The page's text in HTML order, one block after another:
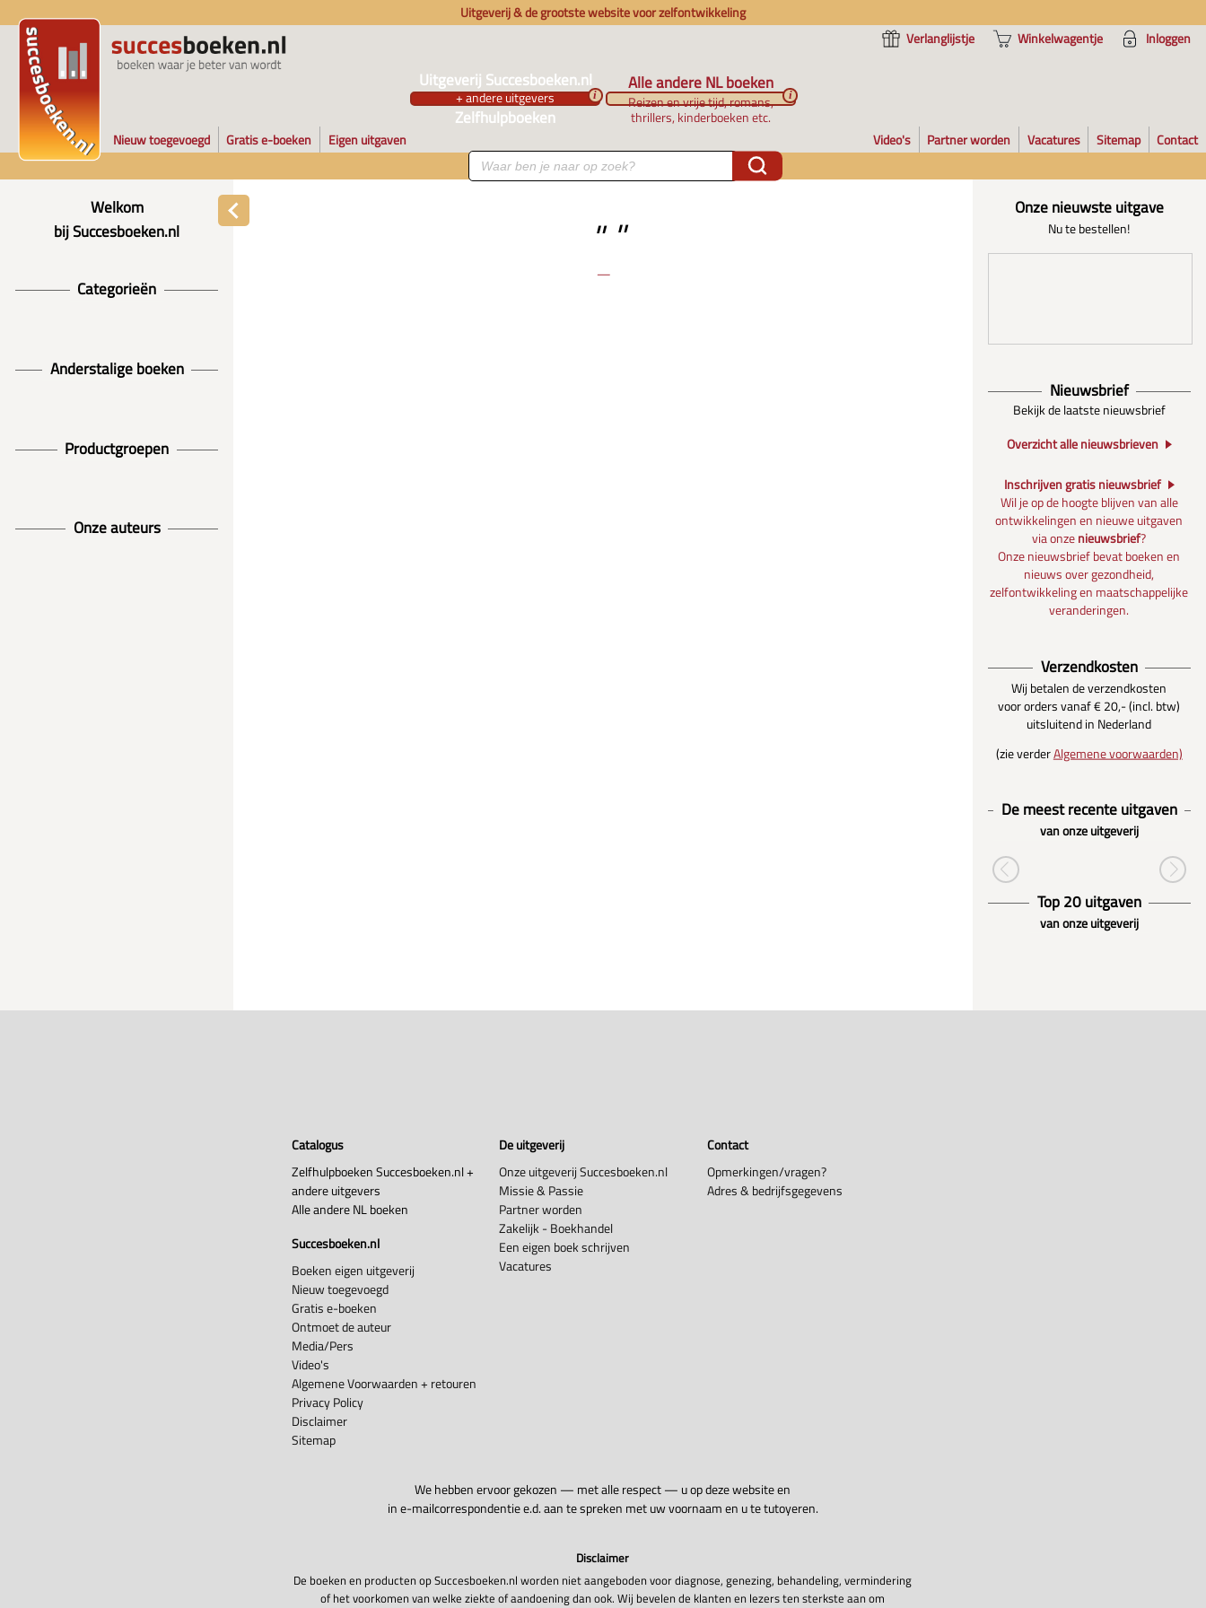
Uitgeverij & de grootste website voor zelfontwikkeling
Verlanglijstje
Winkelwagentje Inloggen
Uitgeverij Succesboeken.nl
+ andere uitgevers
Zelfhulpboeken
i
Alle andere NL boeken
Reizen en vrije tijd, romans,
thrillers, kinderboeken etc.
i
Nieuw toegevoegd Gratis e-boeken Eigen uitgaven Video's Partner worden Vacatures Sitemap Contact
Welkom
bij Succesboeken.nl
Categorieën
Anderstalige boeken
Productgroepen
Onze auteurs
Onze nieuwste uitgave
Nu te bestellen!
Nieuwsbrief
Bekijk de laatste nieuwsbrief
Overzicht alle nieuwsbrieven
Inschrijven gratis nieuwsbrief
Wil je op de hoogte blijven van alle
ontwikkelingen en nieuwe uitgaven
via onzenieuwsbrief?
Onze nieuwsbrief bevat boeken en
nieuws over gezondheid,
zelfontwikkeling en maatschappelijke
veranderingen.
Verzendkosten
Wij betalen de verzendkosten
voor orders vanaf € 20,- (incl. btw)
uitsluitend in Nederland
(zie verderAlgemene voorwaarden)
De meest recente uitgaven
van onze uitgeverij
Top 20 uitgaven
van onze uitgeverij
Catalogus
Zelfhulpboeken Succesboeken.nl +
andere uitgevers
Alle andere NL boeken
Succesboeken.nl
Boeken eigen uitgeverij
Nieuw toegevoegd
Gratis e-boeken
Ontmoet de auteur
Media/Pers
Video's
Algemene Voorwaarden + retouren
Privacy Policy
Disclaimer
Sitemap
De uitgeverij
Onze uitgeverij Succesboeken.nl
Missie & Passie
Partner worden
Zakelijk - Boekhandel
Een eigen boek schrijven
Vacatures
Contact
Opmerkingen/vragen?
Adres & bedrijfsgegevens
We hebben ervoor gekozen — met alle respect — u op deze website en
in e-mailcorrespondentie e.d. aan te spreken met uw voornaam en u te tutoyeren.
Disclaimer
De boeken en producten op Succesboeken.nl worden niet aangeboden voor diagnose, genezing, behandeling, vermindering
of het voorkomen van welke ziekte of aandoening dan ook. Wij bevelen de klanten en lezers ten sterkste aan om